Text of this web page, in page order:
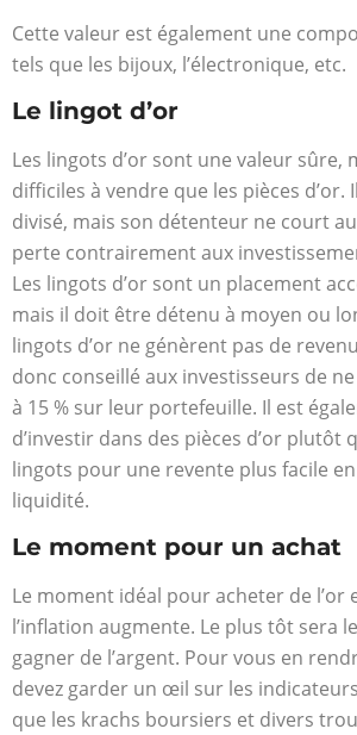
Cette valeur est également une
tels que les bijoux, l’électronique, etc.
Le lingot d’or
Les lingots d’or sont une valeur sûre,
difficiles à vendre que les pièces d’or.
divisé, mais son détenteur ne court
perte contrairement aux
Les lingots d’or sont un placement
mais il doit être détenu à moyen ou
lingots d’or ne génèrent pas de
donc conseillé aux investisseurs de
à 15 % sur leur portefeuille. Il est
d’investir dans des pièces d’or plutôt
lingots pour une revente plus facile
liquidité.
Le moment pour un achat
Le moment idéal pour acheter de l’or
l’inflation augmente. Le plus tôt sera
gagner de l’argent. Pour vous en
devez garder un œil sur les
que les krachs boursiers et divers